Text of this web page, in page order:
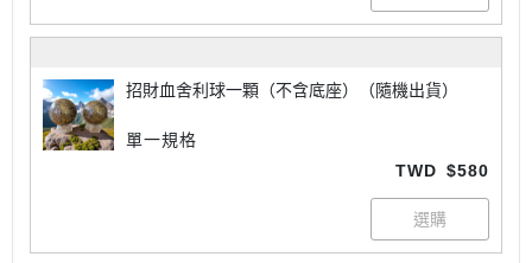
招財血舍利球一顆（不含底座）（隨機出貨）
單一規格
TWD $580